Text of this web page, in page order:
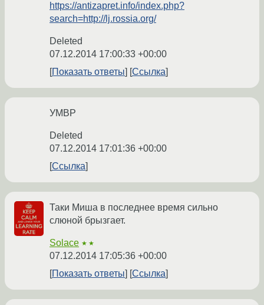
https://antizapret.info/index.php?
search=http://lj.rossia.org/
Deleted
07.12.2014 17:00:33 +00:00
Показать ответы
Ссылка
УМВР
Deleted
07.12.2014 17:01:36 +00:00
Ссылка
Таки Миша в последнее время сильно
слюной брызгает.
Solace ★★
07.12.2014 17:05:36 +00:00
Показать ответы
Ссылка